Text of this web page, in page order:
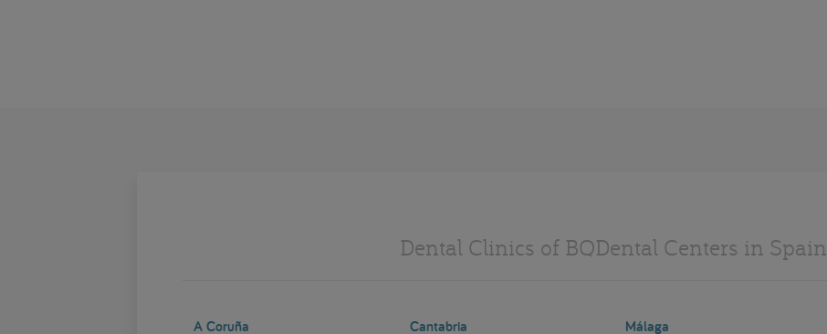
Dental Clinics of BQDental Centers in Spain
A Coruña Cantabria Málaga